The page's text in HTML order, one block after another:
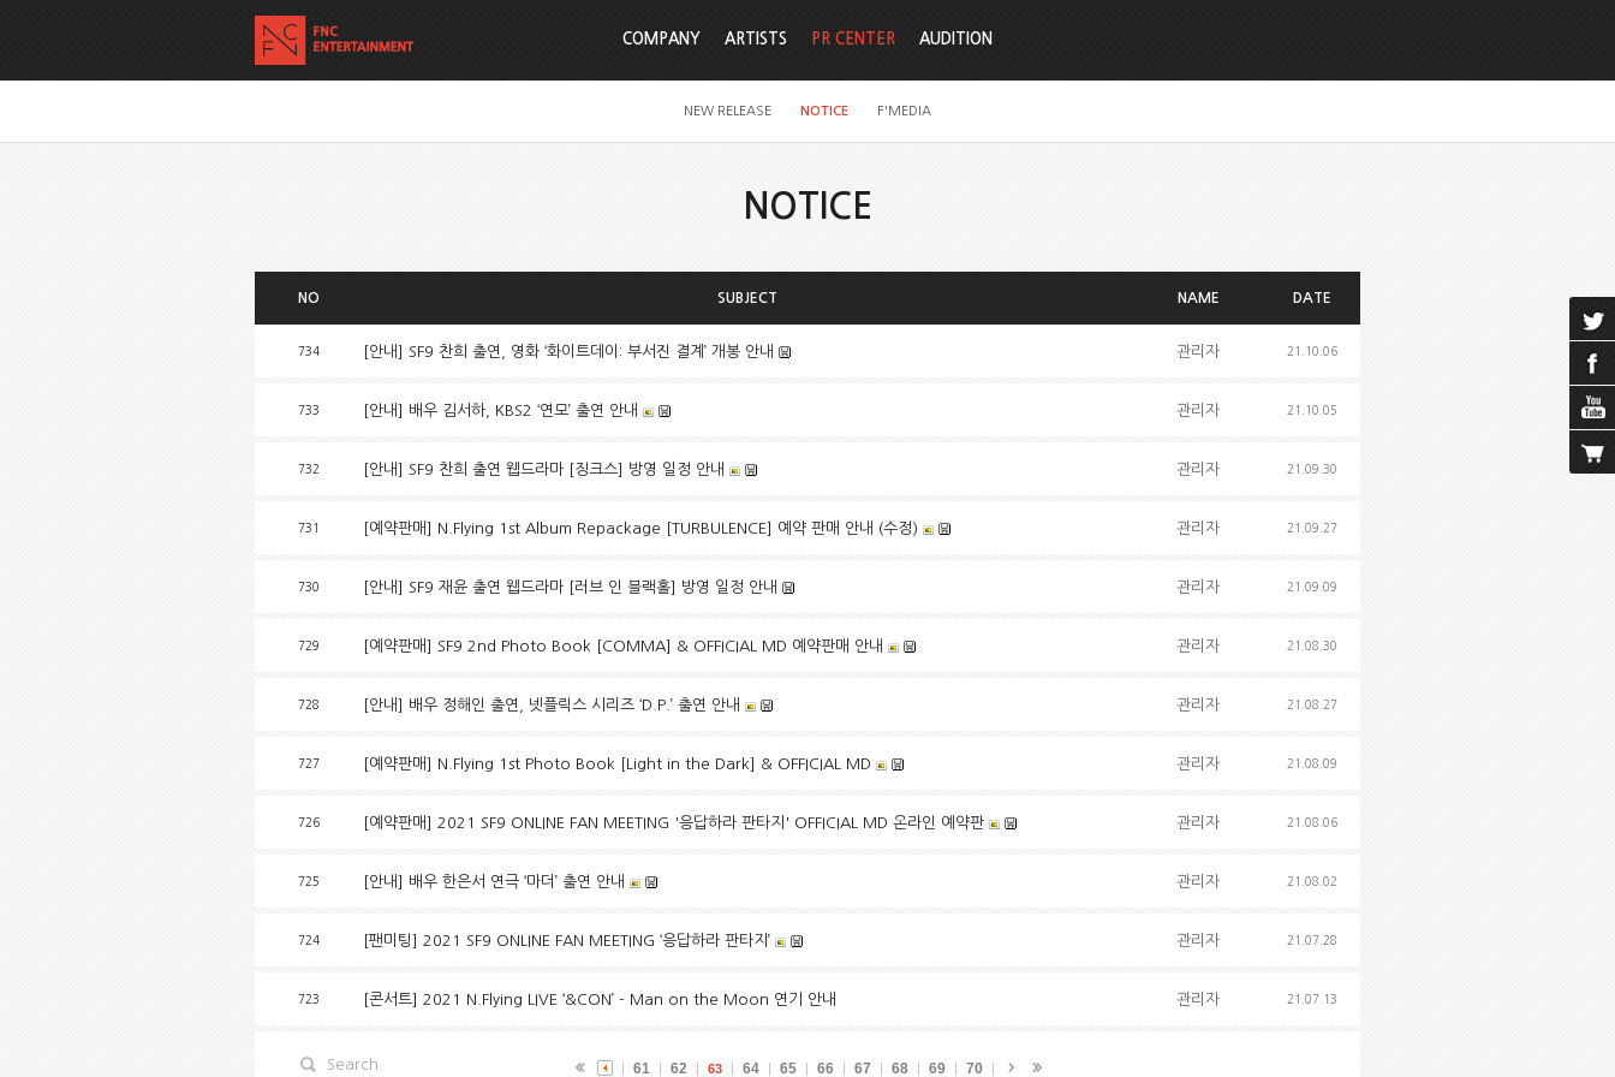
COMPANY ARTISTS PR CENTER
NEW RELEASE NOTICE F'MEDIA
AUDITION
NOTICE
NO SUBJECT NAME DATE
734 [안내] SF9 찬희 출연, 영화 ‘화이트데이: 부서진 결계’ 개봉 안내 관리자 21.10.06
733 [안내] 배우 김서하, KBS2 ‘연모’ 출연 안내 관리자 21.10.05
732 [안내] SF9 찬희 출연 웹드라마 [징크스] 방영 일정 안내 관리자 21.09.30
731 [예약판매] N.Flying 1st Album Repackage [TURBULENCE] 예약 판매 안내 (수정) 관리자 21.09.27
730 [안내] SF9 재윤 출연 웹드라마 [러브 인 블랙홀] 방영 일정 안내 관리자 21.09.09
729 [예약판매] SF9 2nd Photo Book [COMMA] & OFFICIAL MD 예약판매 안내 관리자 21.08.30
728 [안내] 배우 정해인 출연, 넷플릭스 시리즈 ‘D.P.’ 출연 안내 관리자 21.08.27
727 [예약판매] N.Flying 1st Photo Book [Light in the Dark] & OFFICIAL MD 관리자 21.08.09
726 [예약판매] 2021 SF9 ONLINE FAN MEETING '응답하라 판타지' OFFICIAL MD 온라인 예약판 관리자 21.08.06
725 [안내] 배우 한은서 연극 ‘마더’ 출연 안내 관리자 21.08.02
724 [팬미팅] 2021 SF9 ONLINE FAN MEETING ‘응답하라 판타지’ 관리자 21.07.28
723 [콘서트] 2021 N.Flying LIVE ‘&CON’ - Man on the Moon 연기 안내 관리자 21.07.13
61 62 63 64 65 66 67 68 69 70
Search